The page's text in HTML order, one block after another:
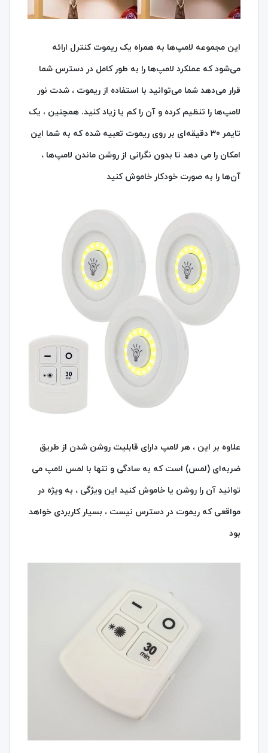
این مجموعه لامپ‌ها به همراه یک ریموت کنترل ارائه
می‌شود که عملکرد لامپ‌ها را به طور کامل در دسترس شما
قرار می‌دهد شما می‌توانید با استفاده از ریموت ، شدت نور
لامپ‌ها را تنظیم کرده و آن را کم یا زیاد کنید. همچنین ، یک
تایمر 30 دقیقه‌ای بر روی ریموت تعبیه شده که به شما این
امکان را می‌ دهد تا بدون نگرانی از روشن ماندن لامپ‌ها ،
آن‌ها را به صورت خودکار خاموش کنید
علاوه بر این ، هر لامپ دارای قابلیت روشن شدن از طریق
ضربه‌ای (لمس) است که به سادگی و تنها با لمس لامپ می‌
توانید آن را روشن یا خاموش کنید این ویژگی ، به ویژه در
مواقعی که ریموت در دسترس نیست ، بسیار کاربردی خواهد
بود